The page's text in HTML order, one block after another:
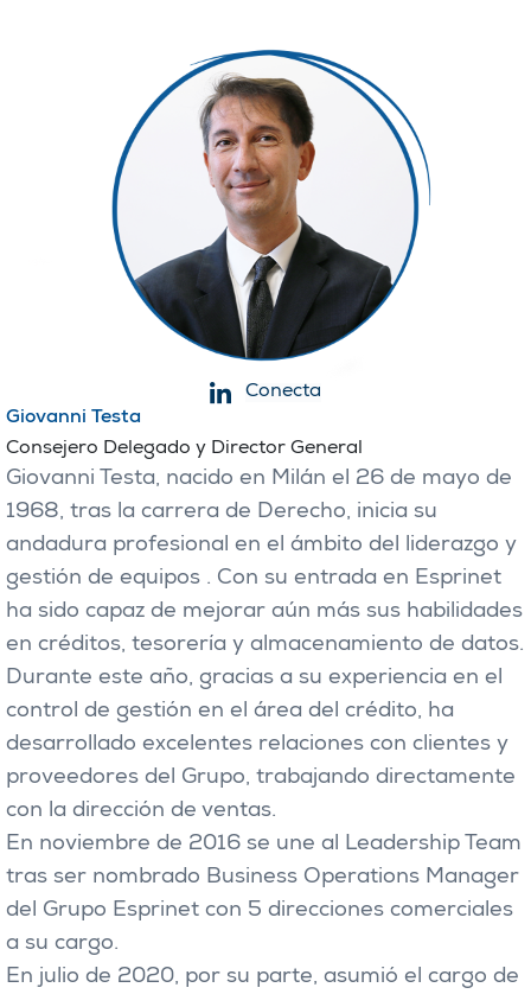
Giovanni Testa
Consejero Delegado y Director General
Giovanni Testa, nacido en Milán el 26 de mayo de
1968, tras la carrera de Derecho, inicia su
andadura profesional en el ámbito del liderazgo y
gestión de equipos . Con su entrada en Esprinet
ha sido capaz de mejorar aún más sus habilidades
en créditos, tesorería y almacenamiento de datos.
Durante este año, gracias a su experiencia en el
control de gestión en el área del crédito, ha
desarrollado excelentes relaciones con clientes y
proveedores del Grupo, trabajando directamente
con la dirección de ventas.
En noviembre de 2016 se une al Leadership Team
tras ser nombrado Business Operations Manager
del Grupo Esprinet con 5 direcciones comerciales
a su cargo.
En julio de 2020, por su parte, asumió el cargo de
Conecta